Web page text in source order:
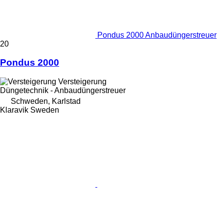
Pondus 2000 Anbaudüngerstreuer
20
Pondus 2000
Versteigerung
Düngetechnik - Anbaudüngerstreuer
Schweden, Karlstad
Klaravik Sweden